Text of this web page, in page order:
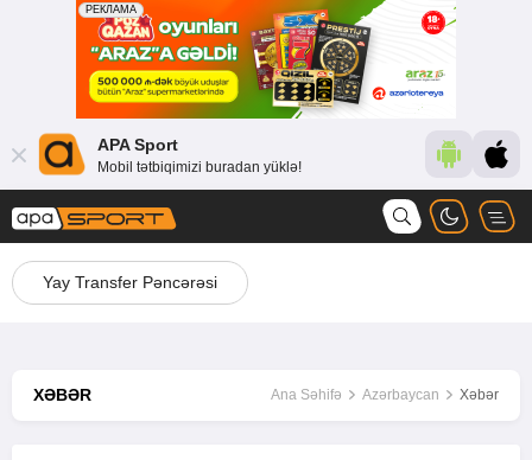
APA Sport
Mobil tətbiqimizi buradan yüklə!
Yay Transfer Pəncərəsi
XƏBƏR Ana Səhifə Azərbaycan Xəbər